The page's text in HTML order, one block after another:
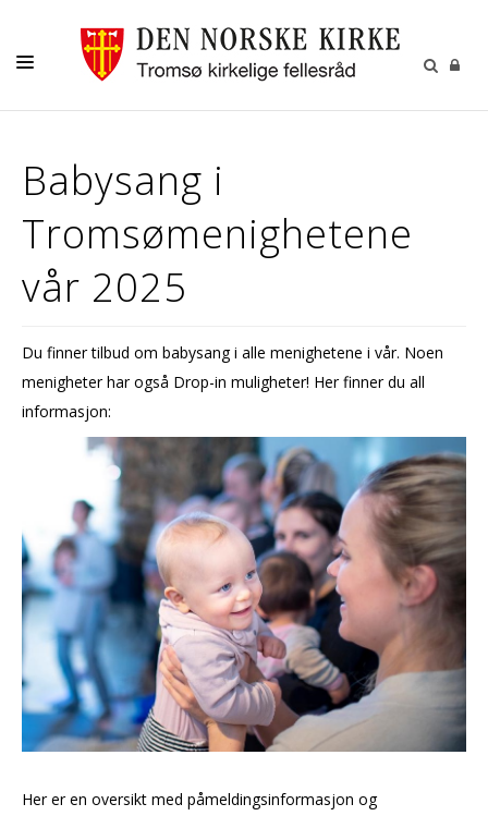
AKTIVITETER OG KONSERTER
DÅP
VIGSEL
GRAVFERD
KONTAKT
Babysang i
Tromsømenighetene
vår 2025
Du finner tilbud om babysang i alle menighetene i vår. Noen
menigheter har også Drop-in muligheter! Her finner du all
informasjon:
Her er en oversikt med påmeldingsinformasjon og